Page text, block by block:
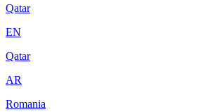
Qatar
EN
Qatar
AR
Romania